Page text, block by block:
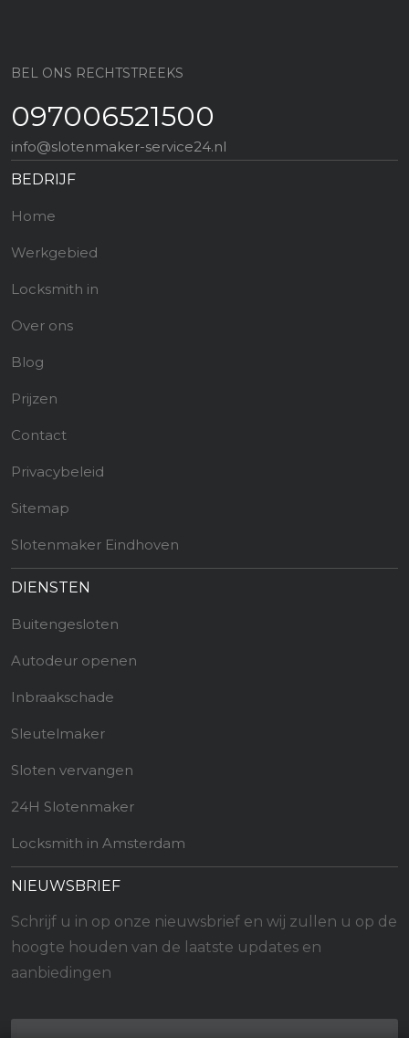
BEL ONS RECHTSTREEKS
097006521500
info@slotenmaker-service24.nl
BEDRIJF
Home
Werkgebied
Locksmith in
Over ons
Blog
Prijzen
Contact
Privacybeleid
Sitemap
Slotenmaker Eindhoven
DIENSTEN
Buitengesloten
Autodeur openen
Inbraakschade
Sleutelmaker
Sloten vervangen
24H Slotenmaker
Locksmith in Amsterdam
NIEUWSBRIEF
Schrijf u in op onze nieuwsbrief en wij zullen u op de
hoogte houden van de laatste updates en
aanbiedingen